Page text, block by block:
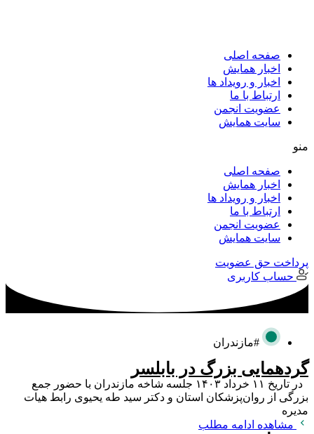
صفحه اصلی
اخبار همایش
اخبار و رویداد ها
ارتباط با ما
عضویت انجمن
سایت همایش
منو
صفحه اصلی
اخبار همایش
اخبار و رویداد ها
ارتباط با ما
عضویت انجمن
سایت همایش
پرداخت حق عضویت
حساب کاربری
#مازندران
گردهمایی بزرگ در بابلسر
در تاریخ ۱۱ خرداد ۱۴۰۳ جلسه شاخه مازندران با حضور جمع
بزرگی از روان‌پزشکان استان و دکتر سید طه یحیوی رابط هیات
مدیره
مشاهده ادامه مطلب